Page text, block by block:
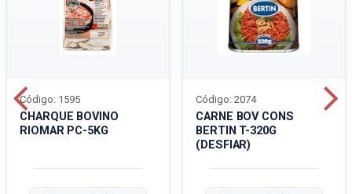
CHARQUE BOVINO
RIOMAR PC-5KG
Código: 1595
CARNE BOV CONS
BERTIN T-320G
(DESFIAR)
Código: 2074